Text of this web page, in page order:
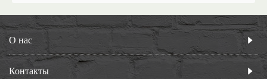
О нас
Контакты